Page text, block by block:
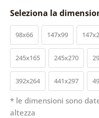
Seleziona la
98x66 147x99
245x165 245x270
392x264 441x297
* le dimensioni sono
altezza